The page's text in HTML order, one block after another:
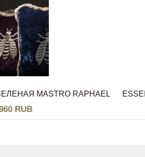
MASTRO RAPHAEL
RUB